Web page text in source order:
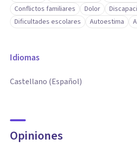
Conflictos familiares
Dolor
Dificultades escolares
Autoestima
Idiomas
Castellano (Español)
Opiniones